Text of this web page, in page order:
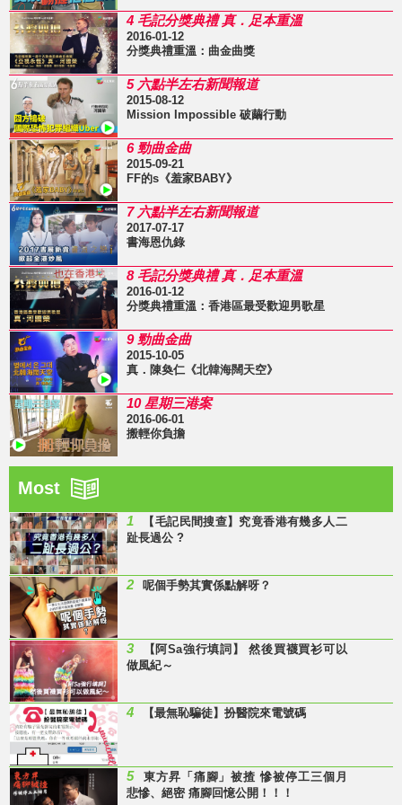
4 毛記分獎典禮 真．足本重溫
2016-01-12
分獎典禮重溫：曲金曲獎
5 六點半左右新聞報道
2015-08-12
Mission Impossible 破繭行動
6 勁曲金曲
2015-09-21
FF的s《羞家BABY》
7 六點半左右新聞報道
2017-07-17
書海恩仇錄
8 毛記分獎典禮 真．足本重溫
2016-01-12
分獎典禮重溫：香港區最受歡迎男歌星
9 勁曲金曲
2015-10-05
真．陳奐仁《北韓海闊天空》
10 星期三港案
2016-06-01
搬輕你負擔
Most
1
【毛記民間搜查】究竟香港有幾多人二
趾長過公 ?
2 呢個手勢其實係點解呀？
3
【阿Sa強行填詞】 然後買襪買衫可以
做風紀～
4 【最無恥騙徒】扮醫院來電號碼
5
東方昇「痛腳」被揸 慘被停工三個月
悲慘、絕密 痛腳回憶公開！！！